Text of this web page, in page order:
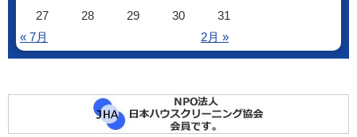
« 7月 2月 »
27
28 29 30 31